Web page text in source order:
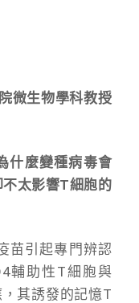
微生物學科教授
什麼變種病毒會
太影響T細胞的
苗引起專門辨認
輔助性T細胞與
其誘發的記憶T